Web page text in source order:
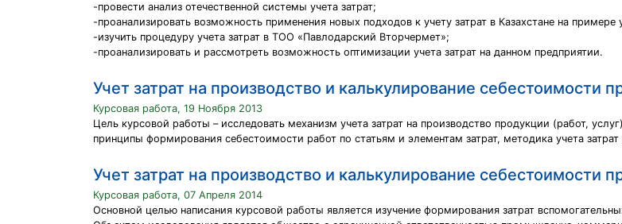
-провести анализ отечественной системы учета затрат;
-проанализировать возможность применения новых подходов к учету затрат в Казахстане на примере
-изучить процедуру учета затрат в ТОО «Павлодарский Вторчермет»;
-проанализировать и рассмотреть возможность оптимизации учета затрат на данном предприятии.
Учет затрат на производство и калькулирование себестоимости
Курсовая работа, 19 Ноября 2013
Цель курсовой работы – исследовать механизм учета затрат на производство продукции (работ,
принципы формирования себестоимости работ по статьям и элементам затрат, методика учета затрат
Учет затрат на производство и калькулирование себестоимости
Курсовая работа, 07 Апреля 2014
Основной целью написания курсовой работы является изучение формирования затрат